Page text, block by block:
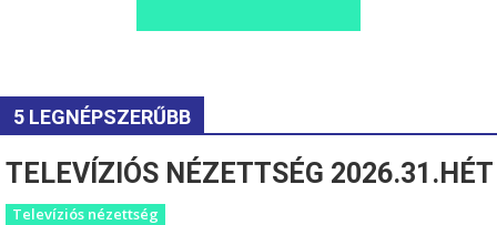
5 LEGNÉPSZERŰBB
TELEVÍZIÓS NÉZETTSÉG 2026.31.HÉT
Televíziós nézettség